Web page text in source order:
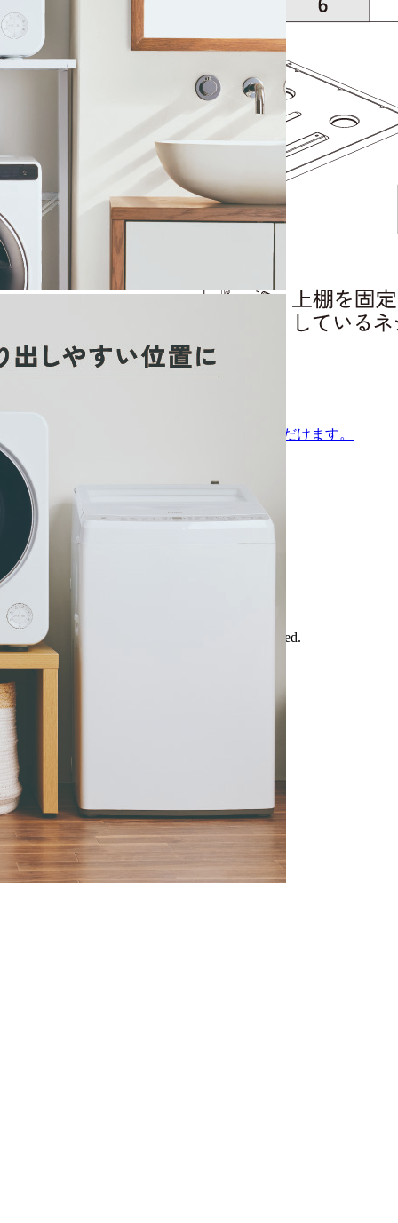
最新のパンフレットがPDFでご覧いただけます。
お気軽にご相談ください。
Copyright©2026 Haier Co., Ltd. All rights reserved.